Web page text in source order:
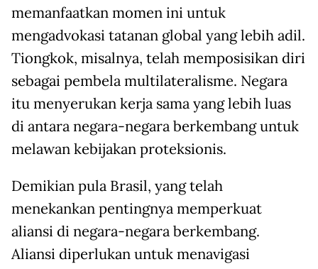
memanfaatkan momen ini untuk
mengadvokasi tatanan global yang lebih adil.
Tiongkok, misalnya, telah memposisikan diri
sebagai pembela multilateralisme. Negara
itu menyerukan kerja sama yang lebih luas
di antara negara-negara berkembang untuk
melawan kebijakan proteksionis.
Demikian pula Brasil, yang telah
menekankan pentingnya memperkuat
aliansi di negara-negara berkembang.
Aliansi diperlukan untuk menavigasi